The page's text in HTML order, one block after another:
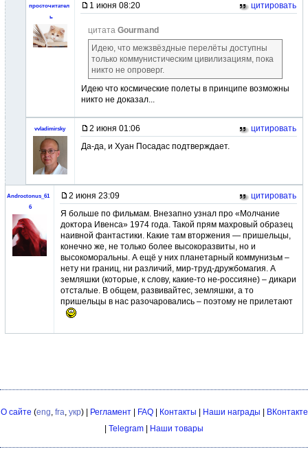
просточитател
ь
1 июня 08:20 цитировать
цитата Gourmand
Идею, что межзвёздные перелёты доступны
только коммунистическим цивилизациям, пока
никто не опроверг.
Идею что космические полеты в принципе возможны
никто не доказал...
vvladimirsky 2 июня 01:06
цитировать
Да-да, и Хуан Посадас подтверждает.
Androctonus_61
6
2 июня 23:09
цитировать
Я больше по фильмам. Внезапно узнал про «Молчание
доктора Ивенса» 1974 года. Такой прям махровый образец
наивной фантастики. Какие там вторжения — пришельцы,
конечно же, не только более высокоразвиты, но и
высокоморальны. А ещё у них планетарный коммунизьм –
нету ни границ, ни различий, мир-труд-дружбомагия. А
земляшки (которые, к слову, какие-то не-россияне) – дикари
отсталые. В общем, развивайтес, земляшки, а то
пришельцы в нас разочаровались – поэтому не прилетают
О сайте (eng, fra, укр) | Регламент| FAQ| Контакты Наши награды
ВКонтакте
Telegram Наши товары